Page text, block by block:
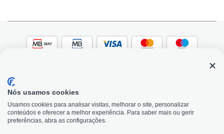
© 2026, Bildit. Todos os direitos reservados | Powered
by Toogas, with
Magento
Precisa de Ajuda?
Nós usamos cookies
Usamos cookies para analisar visitas, melhorar o site, personalizar
conteúdos e oferecer a melhor experiência. Para saber mais ou gerir
preferências, abra as configurações.